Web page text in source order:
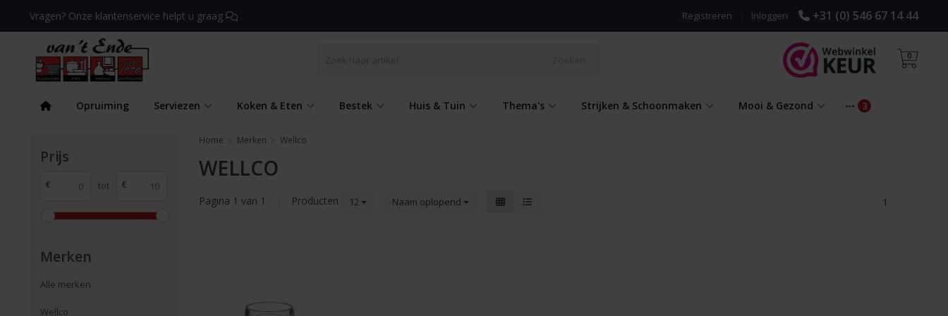
Vragen? Onze klantenservice helpt u graag +31 (0) 546 67 14 44
Inloggen
Registreren
0
Opruiming Serviezen Koken & Eten Bestek Huis & Tuin Thema's Strijken & Schoonmaken Mooi & Gezond
Prijs
€ tot €
Merken
Alle merken
Wellco
Home Merken Wellco
WELLCO
Pagina 1 van 1 Producten 12 Naam oplopend 1